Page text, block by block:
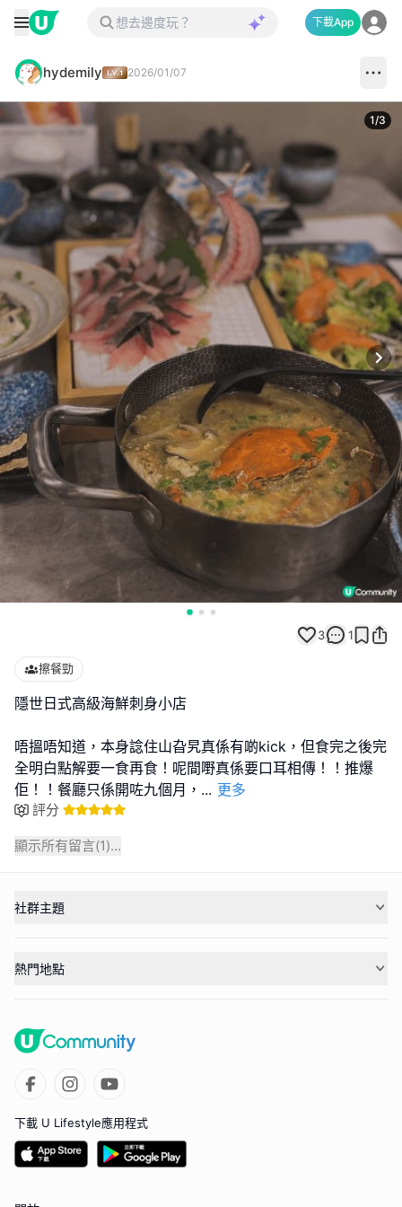
下載App
hydemily 2026/01/07
1/3
3 1
擦餐勁
隱世日式高級海鮮刺身小店
唔搵唔知道，本身諗住山旮旯真係有啲kick，但食完之後完
全明白點解要一食再食！呢間嘢真係要口耳相傳！！推爆
佢！！餐廳只係開咗九個月， ... 更多
評分
顯示所有留言(1)...
社群主題
熱門地點
下載 U Lifestyle應用程式